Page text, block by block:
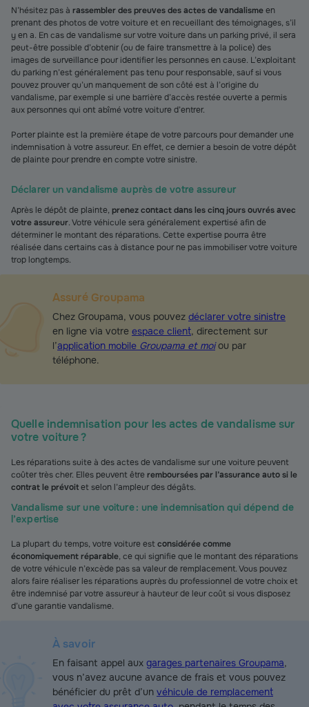
N’hésitez pas à rassembler des preuves des actes de vandalismeen
prenant des photos de votre voiture et en recueillant des témoignages, s’il
y en a. En cas de vandalisme sur votre voiture dans un parking privé, il sera
peut-être possible d’obtenir (ou de faire transmettre à la police) des
images de surveillance pour identifier les personnes en cause. L’exploitant
du parking n’est généralement pas tenu pour responsable, sauf si vous
pouvez prouver qu’un manquement de son côté est à l’origine du
vandalisme, par exemple si une barrière d’accès restée ouverte a permis
aux personnes qui ont abîmé votre voiture d’entrer.
Porter plainte est la première étape de votre parcours pour demander une
indemnisation à votre assureur. En effet, ce dernier a besoin de votre dépôt
de plainte pour prendre en compte votre sinistre.
Déclarer un vandalisme auprès de votre assureur
Après le dépôt de plainte, prenez contact dans les cinq jours ouvrés avec
votre assureur. Votre véhicule sera généralement expertisé afin de
déterminer le montant des réparations. Cette expertise pourra être
réalisée dans certains cas à distance pour ne pas immobiliser votre voiture
trop longtemps.
Assuré Groupama
Chez Groupama, vous pouvez déclarer votre sinistre
en ligne via votre espace client, directement sur
l’application mobile Groupama et moiou par
téléphone.
Quelle indemnisation pour les actes de vandalisme sur
votre voiture ?
Les réparations suite à des actes de vandalisme sur une voiture peuvent
coûter très cher. Elles peuvent êtreremboursées par l’assurance auto si le
contrat le prévoitet selon l’ampleur des dégâts.
Vandalisme sur une voiture : une indemnisation qui dépend de
l’expertise
La plupart du temps, votre voiture estconsidérée comme
économiquement réparable, ce qui signifie que le montant des réparations
de votre véhicule n’excède pas sa valeur de remplacement. Vous pouvez
alors faire réaliser les réparations auprès du professionnel de votre choix et
être indemnisé par votre assureur à hauteur de leur coût si vous disposez
d’une garantie vandalisme.
À savoir
En faisant appel aux garages partenaires Groupama,
vous n’avez aucune avance de frais et vous pouvez
bénéficier du prêt d’un véhicule de remplacement